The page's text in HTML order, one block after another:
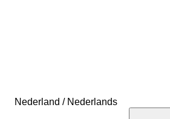
Nederland / Nederlands